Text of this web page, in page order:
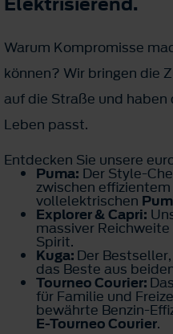
Warum Kompromisse
können? Wir bringen die
auf die Straße und
Leben passt.
Entdecken Sie unsere
Puma: Der Style-
zwischen
vollelektrischen
Explorer & Capri:
massiver
Spirit.
Kuga: Der
das Beste aus
Tourneo Courier:
für Familie und
bewährte Benzin-
E-Tourneo Courier.